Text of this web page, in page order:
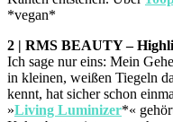
*vegan*
2 | RMS BEAUTY –
Ich sage nur eins: Mein
in kleinen, weißen Tiegeln
kennt, hat sicher schon
»Living Luminizer*«